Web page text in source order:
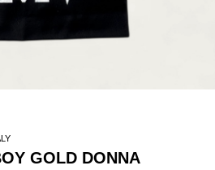
GOLD DONNA